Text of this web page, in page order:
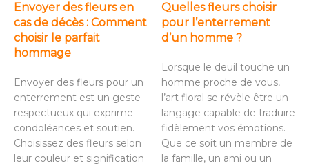
Envoyer des fleurs en
cas de décès : Comment
choisir le parfait
hommage
Envoyer des fleurs pour un
enterrement est un geste
respectueux qui exprime
condoléances et soutien.
Choisissez des fleurs selon
leur couleur et signification
Quelles fleurs choisir
pour l’enterrement
d’un homme ?
Lorsque le deuil touche un
homme proche de vous,
l’art floral se révèle être un
langage capable de traduire
fidèlement vos émotions.
Que ce soit un membre de
la famille, un ami ou un